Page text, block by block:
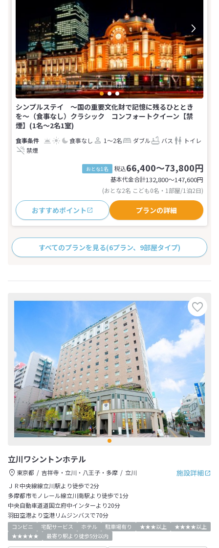
シンプルステイ 〜国の重要文化財で記憶に残るひととき
を〜（食事なし）クラシック コンフォートクイーン【禁
煙】(1名～2名1室)
食事なし 1～2名 ダブル バス
トイレ
禁煙
おとな1名 税込66,400～73,800円
基本代金合計132,800〜147,600円
(おとな2名 こども0名・1部屋/1泊2日)
おすすめポイント プランの詳細
すべてのプランを見る(6プラン、9部屋タイプ)
立川ワシントンホテル
施設詳細
東京都 吉祥寺・立川・八王子・多摩
立川
ＪＲ中央線線立川駅より徒歩で2分
多摩都市モノレール線立川南駅より徒歩で1分
中央自動車道道国立府中インターより20分
羽田空港より空港リムジンバスで70分
コンビニ 宅配サービス ホテル 駐車場有り ★★★以上
★★★★以上
★★★★★
最寄り駅より徒歩5分以内